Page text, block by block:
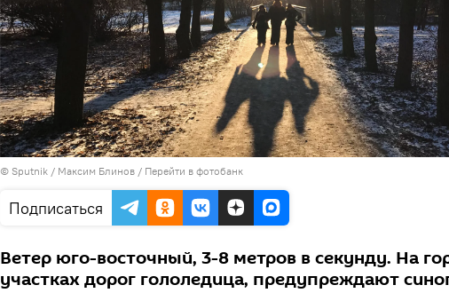
© Sputnik / Максим Блинов / Перейти в фотобанк
Подписаться
Ветер юго-восточный, 3-8 метров в секунду. На
участках дорог гололедица, предупреждают